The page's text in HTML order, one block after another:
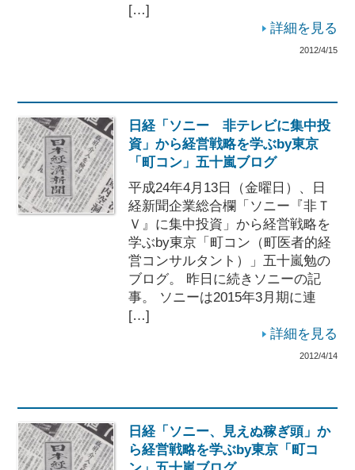
[…]
詳細を見る
2012/4/15
日経「ソニー 非テレビに集中投
資」から経営戦略を学ぶby東京
「町コン」五十嵐ブログ
平成24年4月13日（金曜日）、日
経新聞企業総合欄「ソニー『非Ｔ
Ｖ』に集中投資」から経営戦略を
学ぶby東京「町コン（町医者的経
営コンサルタント）」五十嵐勉の
ブログ。 昨日に続きソニーの記
事。 ソニーは2015年3月期に連
[…]
詳細を見る
2012/4/14
日経「ソニー、見えぬ稼ぎ頭」か
ら経営戦略を学ぶby東京「町コ